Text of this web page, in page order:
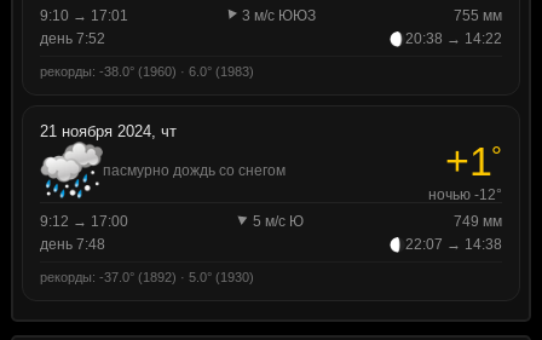
9:10 → 17:01
3 м/с ЮЮЗ
755 мм
день 7:52
20:38 → 14:22
рекорды: -38.0° (1960) · 6.0° (1983)
21 ноября 2024, чт
пасмурно дождь со снегом +1°
ночью -12°
9:12 → 17:00
5 м/с Ю
749 мм
день 7:48
22:07 → 14:38
рекорды: -37.0° (1892) · 5.0° (1930)